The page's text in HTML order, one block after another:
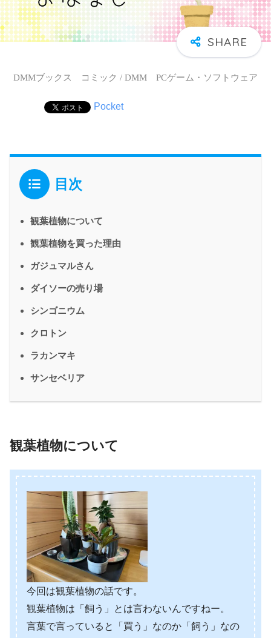
DMMブックス コミック / DMM PCゲーム・ソフトウェア
Pocket
目次
観葉植物について
観葉植物を買った理由
ガジュマルさん
ダイソーの売り場
シンゴニウム
クロトン
ラカンマキ
サンセベリア
観葉植物について
今回は観葉植物の話です。
観葉植物は「飼う」とは言わないんですねー。
言葉で言っていると「買う」なのか「飼う」なの